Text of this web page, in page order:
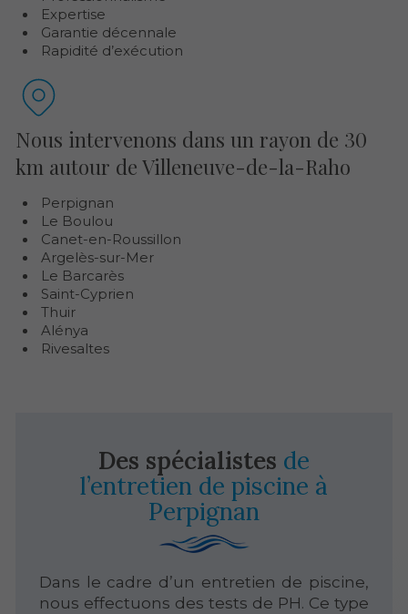
Expertise
Garantie décennale
Rapidité d’exécution
Nous intervenons dans un rayon de 30
km autour de Villeneuve-de-la-Raho
Perpignan
Le Boulou
Canet-en-Roussillon
Argelès-sur-Mer
Le Barcarès
Saint-Cyprien
Thuir
Alénya
Rivesaltes
Des spécialistes de
l’entretien de piscine à
Perpignan
Dans le cadre d’un entretien de piscine,
nous effectuons des tests de PH. Ce type